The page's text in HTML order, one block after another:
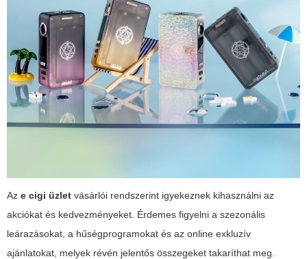
Az e cigi üzlet vásárlói rendszerint igyekeznek kihasználni az
akciókat és kedvezményeket. Érdemes figyelni a szezonális
leárazásokat, a hűségprogramokat és az online exkluzív
ajánlatokat, melyek révén jelentős összegeket takaríthat meg.